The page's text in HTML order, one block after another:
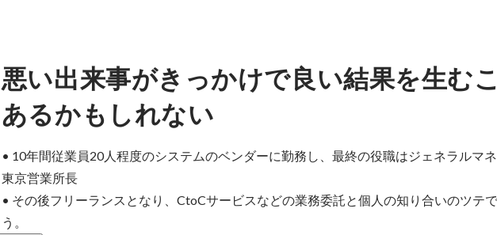
悪い出来事がきっかけで良い結果を生む
あるかもしれない
• 10年間従業員20人程度のシステムのベンダーに勤務し、最終の役職はジェネラルマ
東京営業所長
• その後フリーランスとなり、CtoCサービスなどの業務委託と個人の知り合いのツテ
う。